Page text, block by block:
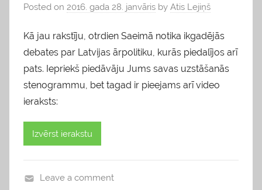
s
Posted on 2016. gada 28. janvāris by Atis Lejiņš
Kā jau rakstīju, otrdien Saeimā notika ikgadējās
debates par Latvijas ārpolitiku, kurās piedalījos arī
pats. Iepriekš piedāvāju Jums savas uzstāšanās
stenogrammu, bet tagad ir pieejams arī video
ieraksts:
Izvērst ierakstu
Leave a comment